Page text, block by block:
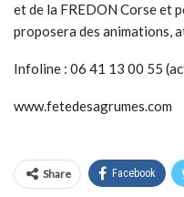
et de la FREDON Corse et
proposera des animations,
Infoline : 06 41 13 00 55
www.fetedesagrumes.com
Share Facebook